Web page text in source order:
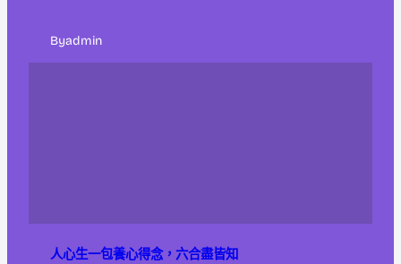
Byadmin
人心生一包養心得念，六合盡皆知